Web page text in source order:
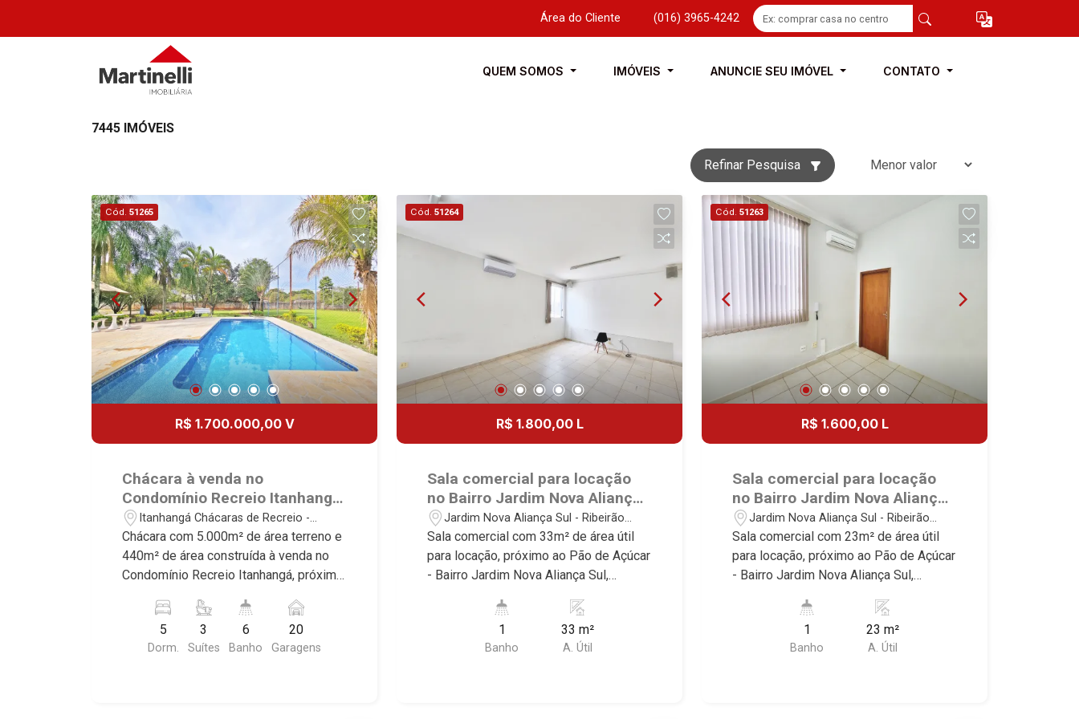
Área do Cliente (016) 3965-4242
QUEM SOMOS IMÓVEIS ANUNCIE SEU IMÓVEL CONTATO
7445 IMÓVEIS
Refinar Pesquisa
Cód. 51265
R$ 1.700.000,00 V
Chácara à venda no
Condomínio Recreio Itanhangá,
próximo ao Colégio Cervantes -
Ribeirão Preto/SP.
Itanhangá Chácaras de Recreio -
Ribeirão Preto/SP
Chácara com 5.000m² de área terreno e
440m² de área construída à venda no
Condomínio Recreio Itanhangá, próximo
Chácaras de Recreio, Ribeirão
Preto/SP. Conheça as características
deste imóvel que a Martinelli
5
Dorm.
3
Suítes
6
Banho
20
Garagens
Cód. 51264
R$ 1.800,00 L
Sala comercial para locação
no Bairro Jardim Nova Aliança
Sul, próximo ao Pão de Açúcar
- Ribeirão Preto/SP.
Jardim Nova Aliança Sul - Ribeirão
Preto/SP
Sala comercial com 33m² de área útil
para locação, próximo ao Pão de Açúcar
- Bairro Jardim Nova Aliança Sul,
características deste imóvel que a
Martinelli Imobiliária selecionou para
1
Banho
33 m²
A. Útil
Cód. 51263
R$ 1.600,00 L
Sala comercial para locação
no Bairro Jardim Nova Aliança
Sul, próximo ao Pão de Açúcar
- Ribeirão Preto/SP.
Jardim Nova Aliança Sul - Ribeirão
Preto/SP
Sala comercial com 23m² de área útil
para locação, próximo ao Pão de Açúcar
- Bairro Jardim Nova Aliança Sul,
características deste imóvel que a
Martinelli Imobiliária selecionou para
1
Banho
23 m²
A. Útil